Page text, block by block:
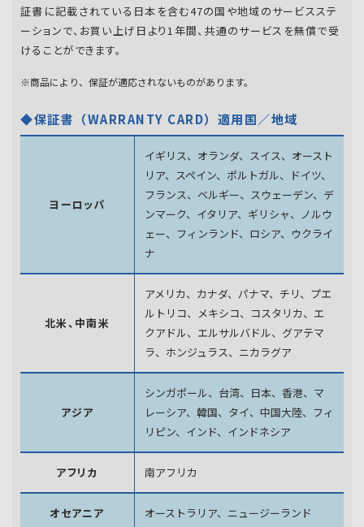
証書に記載されている日本を含む47の国や地域のサービスステ
ーションで、お買い上げ日より1年間、共通のサービスを無償で受
けることができます。
※商品により、保証が適応されないものがあります。
◆保証書（WARRANTY CARD）適用国／地域
ヨーロッパ
イギリス、オランダ、スイス、オースト
リア、スペイン、 ポルトガル、ドイツ、
フランス、ベルギー、スウェーデン、 デ
ンマーク、イタリア、ギリシャ、ノルウ
ェー、フィンランド、 ロシア、ウクライ
ナ
北米、中南米
アメリカ、カナダ、パナマ、チリ、プエ
ルトリコ、メキシコ、 コスタリカ、エ
クアドル、エルサルバドル、グアテマ
ラ、 ホンジュラス、ニカラグア
アジア
シンガポール、台湾、日本、香港、マ
レーシア、韓国、 タイ、中国大陸、フィ
リピン、インド、インドネシア
アフリカ 南アフリカ
オセアニア オーストラリア、ニュージーランド